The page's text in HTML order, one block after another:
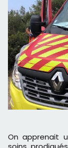
On apprenait un peu plus tard que malgré tous les